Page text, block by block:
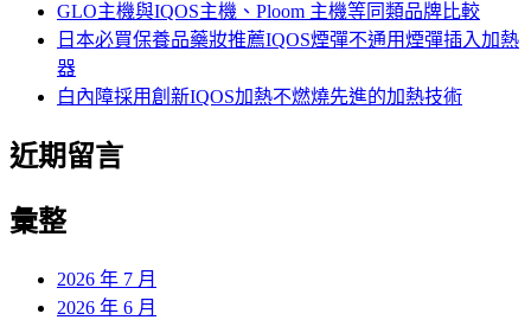
GLO主機與IQOS主機、Ploom 主機等同類品牌比較
日本必買保養品藥妝推薦IQOS煙彈不通用煙彈插入加熱
器
白內障採用創新IQOS加熱不燃燒先進的加熱技術
近期留言
彙整
2026 年 7 月
2026 年 6 月